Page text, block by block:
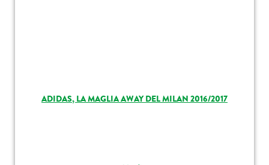
ADIDAS, LA MAGLIA AWAY DEL MILAN 2016/2017